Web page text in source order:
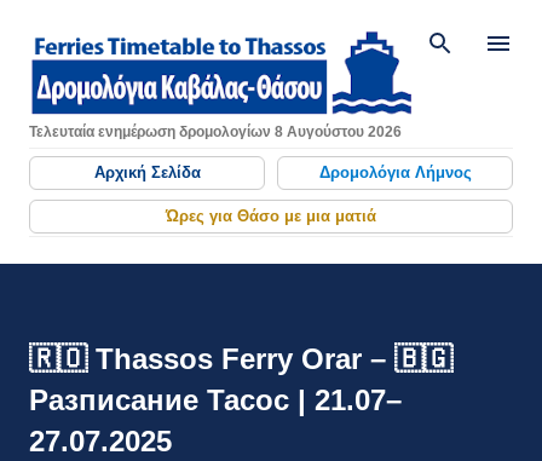
Μετάβαση στο κύριο περιεχόμενο
Τελευταία ενημέρωση δρομολογίων 8 Αυγούστου 2026
Αρχική Σελίδα Δρομολόγια Λήμνος
Ώρες για Θάσο με μια ματιά
🇷🇴 Thassos Ferry Orar – 🇧🇬
Разписание Тасос | 21.07–
27.07.2025